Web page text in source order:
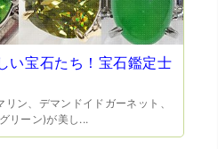
い宝石たち！宝石鑑定士
ン、デマンドイドガーネット、
リーン)が美し...